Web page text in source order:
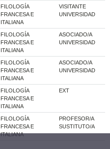
FILOLOGÍA
FRANCESA E
ITALIANA
VISITANTE
UNIVERSIDAD
FILOLOGÍA
FRANCESA E
ITALIANA
ASOCIADO/A
UNIVERSIDAD
FILOLOGÍA
FRANCESA E
ITALIANA
ASOCIADO/A
UNIVERSIDAD
FILOLOGÍA
FRANCESA E
ITALIANA
EXT
FILOLOGÍA
FRANCESA E
ITALIANA
PROFESOR/A
SUSTITUTO/A